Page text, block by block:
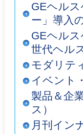
GEヘル
ー」導入
GEヘル
世代ヘル
モダリテ
イベント
製品＆企
ス）
月刊イン